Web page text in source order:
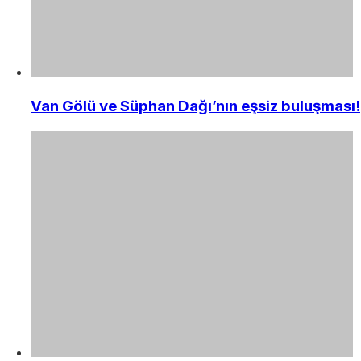
Van Gölü ve Süphan Dağı’nın eşsiz buluşması!